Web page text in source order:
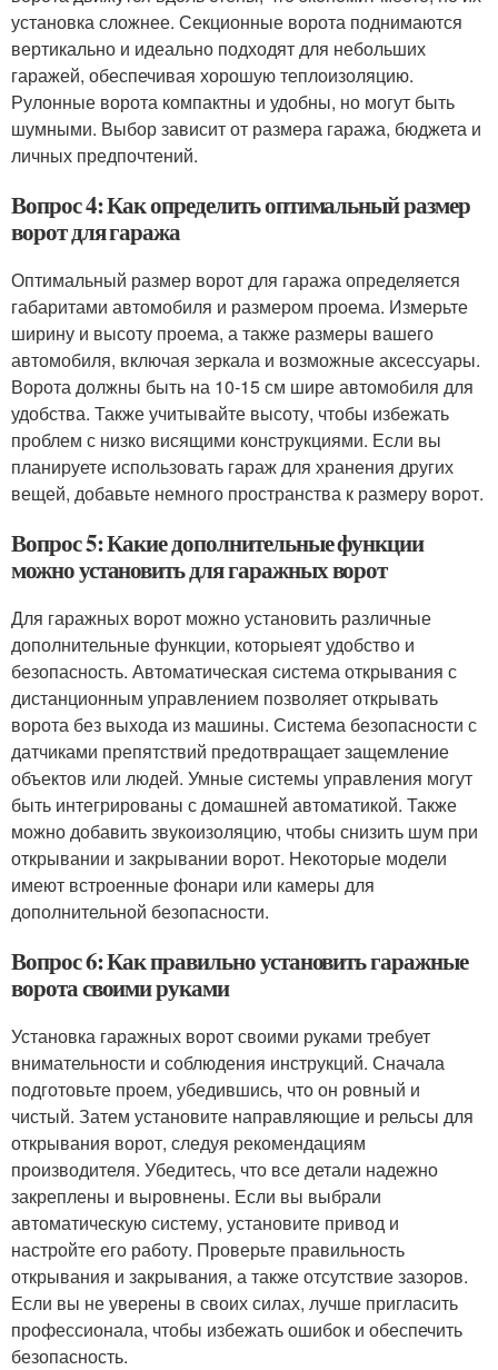
установка сложнее. Секционные ворота поднимаются
вертикально и идеально подходят для небольших
гаражей, обеспечивая хорошую теплоизоляцию.
Рулонные ворота компактны и удобны, но могут быть
шумными. Выбор зависит от размера гаража, бюджета и
личных предпочтений.
Вопрос 4: Как определить оптимальный размер
ворот для гаража
Оптимальный размер ворот для гаража определяется
габаритами автомобиля и размером проема. Измерьте
ширину и высоту проема, а также размеры вашего
автомобиля, включая зеркала и возможные аксессуары.
Ворота должны быть на 10-15 см шире автомобиля для
удобства. Также учитывайте высоту, чтобы избежать
проблем с низко висящими конструкциями. Если вы
планируете использовать гараж для хранения других
вещей, добавьте немного пространства к размеру ворот.
Вопрос 5: Какие дополнительные функции
можно установить для гаражных ворот
Для гаражных ворот можно установить различные
дополнительные функции, которыеят удобство и
безопасность. Автоматическая система открывания с
дистанционным управлением позволяет открывать
ворота без выхода из машины. Система безопасности с
датчиками препятствий предотвращает защемление
объектов или людей. Умные системы управления могут
быть интегрированы с домашней автоматикой. Также
можно добавить звукоизоляцию, чтобы снизить шум при
открывании и закрывании ворот. Некоторые модели
имеют встроенные фонари или камеры для
дополнительной безопасности.
Вопрос 6: Как правильно установить гаражные
ворота своими руками
Установка гаражных ворот своими руками требует
внимательности и соблюдения инструкций. Сначала
подготовьте проем, убедившись, что он ровный и
чистый. Затем установите направляющие и рельсы для
открывания ворот, следуя рекомендациям
производителя. Убедитесь, что все детали надежно
закреплены и выровнены. Если вы выбрали
автоматическую систему, установите привод и
настройте его работу. Проверьте правильность
открывания и закрывания, а также отсутствие зазоров.
Если вы не уверены в своих силах, лучше пригласить
профессионала, чтобы избежать ошибок и обеспечить
безопасность.